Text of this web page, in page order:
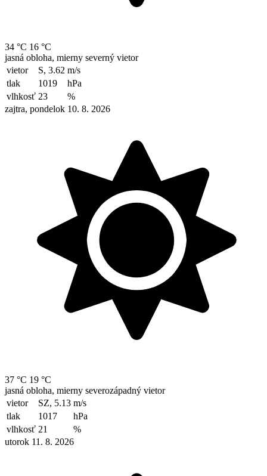
34 °C 16 °C
jasná obloha, mierny severný vietor
vietor
S, 3.62 m/s
tlak
1019
hPa
vlhkosť 23
%
zajtra, pondelok 10. 8. 2026
37 °C 19 °C
jasná obloha, mierny severozápadný vietor
vietor
SZ, 5.13 m/s
tlak
1017
hPa
vlhkosť 21
%
utorok 11. 8. 2026